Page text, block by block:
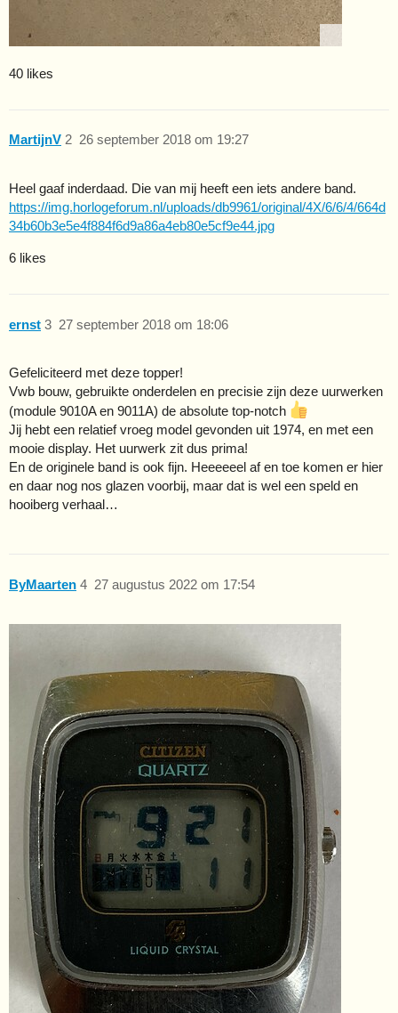
40 likes
MartijnV 26 september 2018 om 19:27
2
Heel gaaf inderdaad. Die van mij heeft een iets andere band.
https://img.horlogeforum.nl/uploads/db9961/original/4X/6/6/4/664d
34b60b3e5e4f884f6d9a86a4eb80e5cf9e44.jpg
6 likes
ernst 27 september 2018 om 18:06
3
Gefeliciteerd met deze topper!
Vwb bouw, gebruikte onderdelen en precisie zijn deze uurwerken
(module 9010A en 9011A) de absolute top-notch
Jij hebt een relatief vroeg model gevonden uit 1974, en met een
mooie display. Het uurwerk zit dus prima!
En de originele band is ook fijn. Heeeeeel af en toe komen er hier
en daar nog nos glazen voorbij, maar dat is wel een speld en
hooiberg verhaal…
ByMaarten 27 augustus 2022 om 17:54
4